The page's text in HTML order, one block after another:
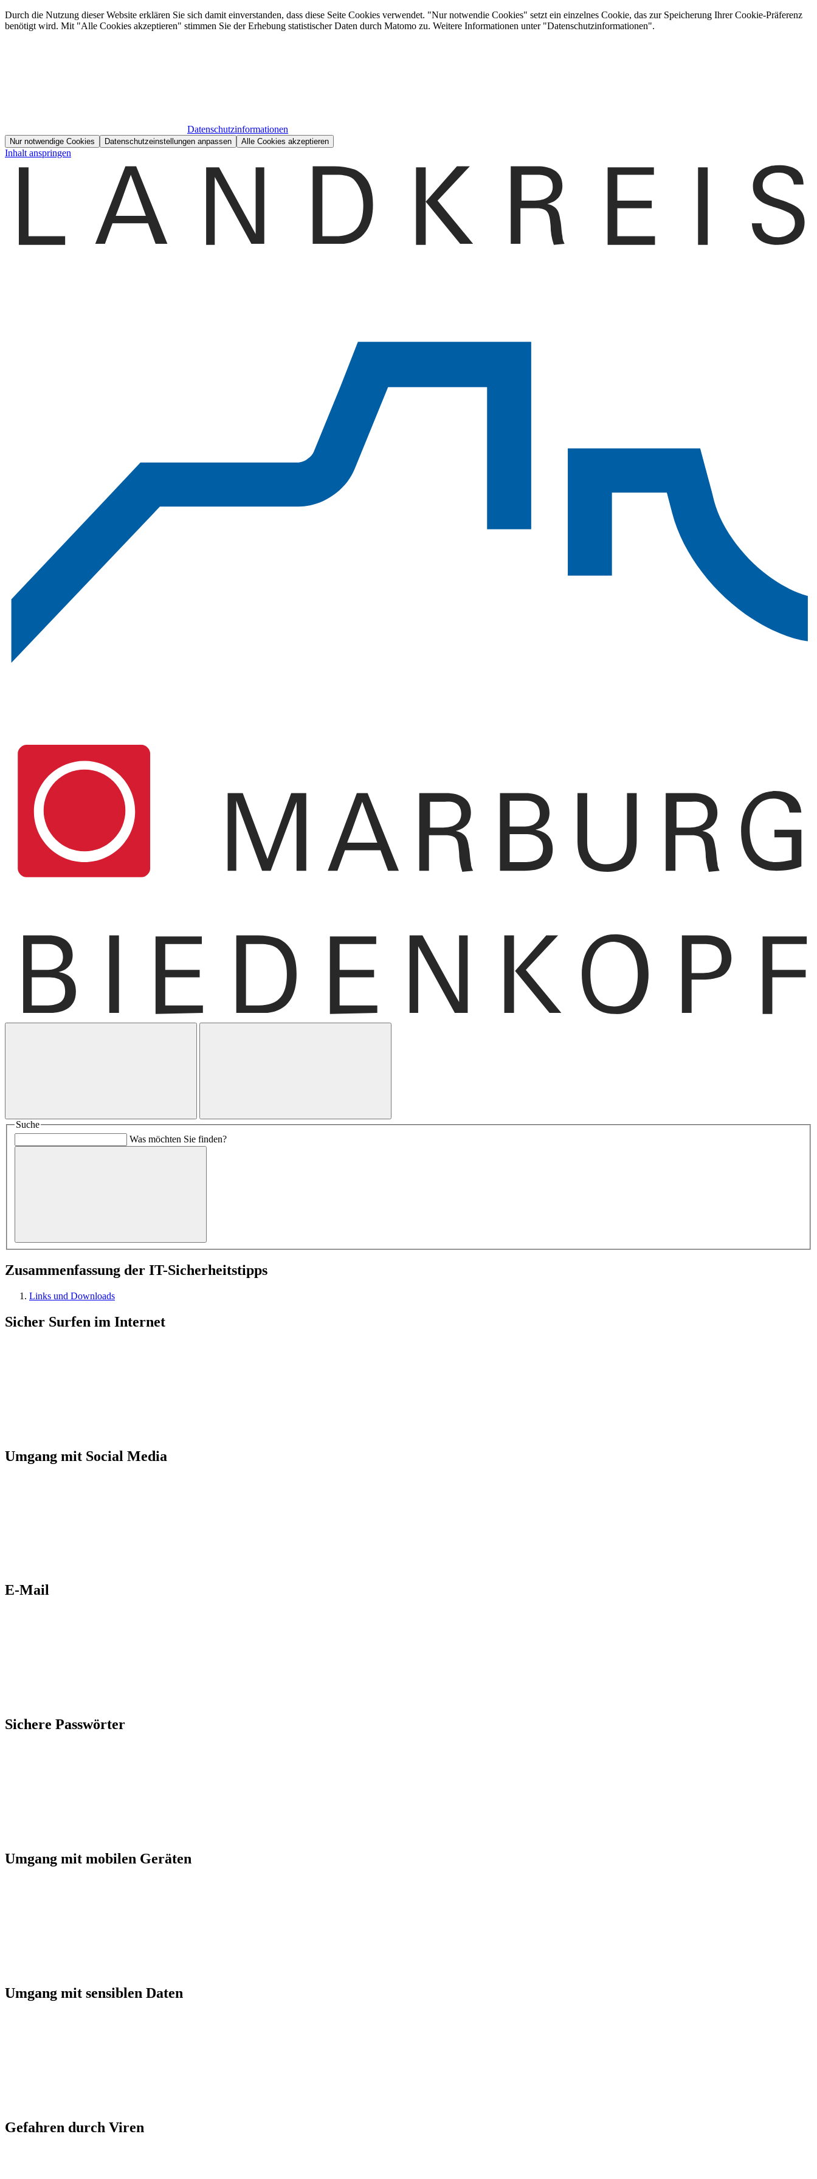
Durch die Nutzung dieser Website erklären Sie sich damit einverstanden, dass diese Seite Cookies verwendet. "Nur notwendie Cookies" setzt ein einzelnes Cookie, das zur Speicherung Ihrer Cookie-Präferenz
benötigt wird. Mit "Alle Cookies akzeptieren" stimmen Sie der Erhebung statistischer Daten durch Matomo zu. Weitere Informationen unter "Datenschutzinformationen".
Datenschutzinformationen
Nur notwendige Cookies Datenschutzeinstellungen anpassen Alle Cookies akzeptieren
Inhalt anspringen
Suche
Was möchten Sie finden?
Zusammenfassung der IT-Sicherheitstipps
Links und Downloads
Sicher Surfen im Internet
Umgang mit Social Media
E-Mail
Sichere Passwörter
Umgang mit mobilen Geräten
Umgang mit sensiblen Daten
Gefahren durch Viren